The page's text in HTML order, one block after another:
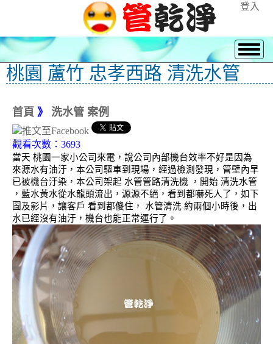
登入
桃園 蘆竹 忠孝西路 清洗水管
首頁 》 洗水管 案例
觀看次數：3693
當天 桃園一家小公司來電，說公司內部機台效率不好是因為
來源水有油汙，本公司驅車到現場，經過檢測發現，管壁內早
已被機台汙染，本公司架起 水管管路清洗機 ，開始 清洗水管
，藍水黃水從水龍頭流出，源源不絕，看到都嚇死人了，如下
圖及影片，讓客戶 看到都傻住， 水管清洗 約兩個小時後，出
水已經沒有油汙，機台也能正常運行了。